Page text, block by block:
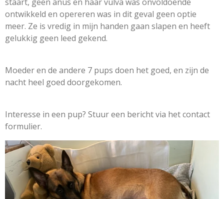
ontwikkeld en opereren was in dit geval geen optie
meer. Ze is vredig in mijn handen gaan slapen en heeft
gelukkig geen leed gekend.
Moeder en de andere 7 pups doen het goed, en zijn de
nacht heel goed doorgekomen.
Interesse in een pup? Stuur een bericht via het contact
formulier.